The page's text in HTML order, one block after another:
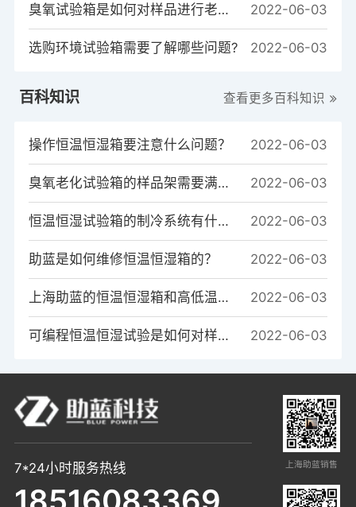
臭氧试验箱是如何对样品进行老化测试的？ 2022-06-03
选购环境试验箱需要了解哪些问题? 2022-06-03
百科知识 查看更多百科知识
操作恒温恒湿箱要注意什么问题？ 2022-06-03
臭氧老化试验箱的样品架需要满足哪些条件? 2022-06-03
恒温恒湿试验箱的制冷系统有什么作用？ 2022-06-03
助蓝是如何维修恒温恒湿箱的？ 2022-06-03
上海助蓝的恒温恒湿箱和高低温箱的系统区别是什么？ 2022-06-03
可编程恒温恒湿试验是如何对样品进行温度测试的？ 2022-06-03
7*24小时服务热线 上海助蓝销售